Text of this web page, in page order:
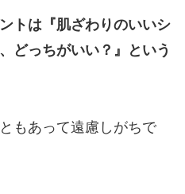
トは『肌ざわりのいいシ
どっちがいい？』という
もあって遠慮しがちで